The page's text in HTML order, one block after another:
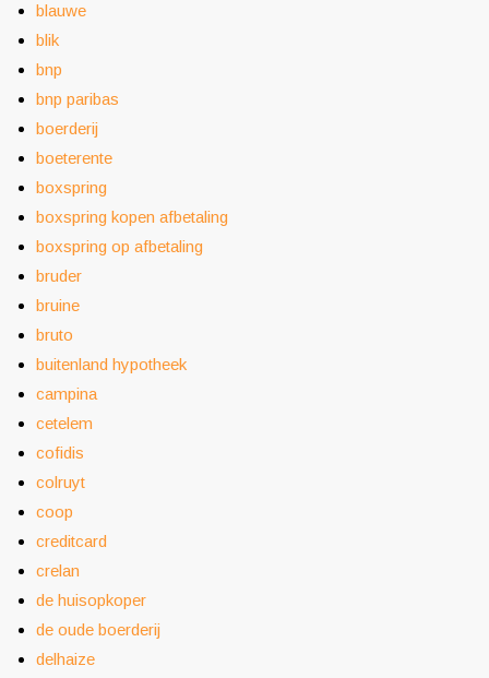
blauwe
blik
bnp
bnp paribas
boerderij
boeterente
boxspring
boxspring kopen afbetaling
boxspring op afbetaling
bruder
bruine
bruto
buitenland hypotheek
campina
cetelem
cofidis
colruyt
coop
creditcard
crelan
de huisopkoper
de oude boerderij
delhaize